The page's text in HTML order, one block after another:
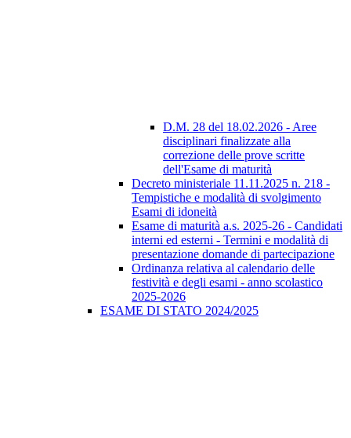
D.M. 28 del 18.02.2026 - Aree
disciplinari finalizzate alla
correzione delle prove scritte
dell'Esame di maturità
Decreto ministeriale 11.11.2025 n. 218 -
Tempistiche e modalità di svolgimento
Esami di idoneità
Esame di maturità a.s. 2025-26 - Candidati
interni ed esterni - Termini e modalità di
presentazione domande di partecipazione
Ordinanza relativa al calendario delle
festività e degli esami - anno scolastico
2025-2026
ESAME DI STATO 2024/2025